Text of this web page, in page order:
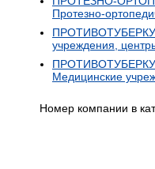
Протезно-
учреждения,
Медицинские
Номер компании в